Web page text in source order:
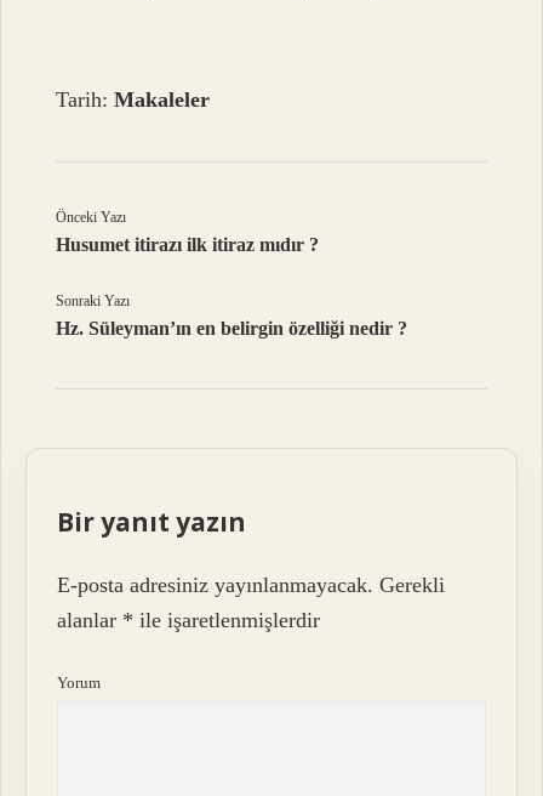
Tarih:Makaleler
Önceki Yazı
Husumet itirazı ilk itiraz mıdır ?
Sonraki Yazı
Hz. Süleyman’ın en belirgin özelliği nedir ?
Bir yanıt yazın
E-posta adresiniz yayınlanmayacak. Gerekli
alanlar * ile işaretlenmişlerdir
Yorum